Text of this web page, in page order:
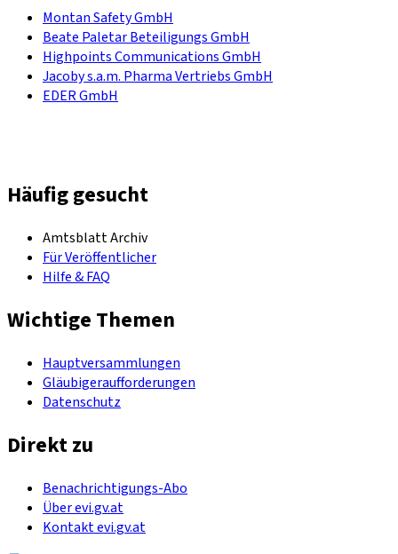
Montan Safety GmbH
Beate Paletar Beteiligungs GmbH
Highpoints Communications GmbH
Jacoby s.a.m. Pharma Vertriebs GmbH
EDER GmbH
Häufig gesucht
Amtsblatt Archiv
Für Veröffentlicher
Hilfe & FAQ
Wichtige Themen
Hauptversammlungen
Gläubigeraufforderungen
Datenschutz
Direkt zu
Benachrichtigungs-Abo
Über evi.gv.at
Kontakt evi.gv.at